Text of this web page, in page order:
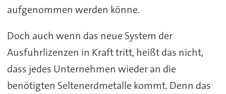
aufgenommen werden könne.
Doch auch wenn das neue System der
Ausfuhrlizenzen in Kraft tritt, heißt das nicht,
dass jedes Unternehmen wieder an die
benötigten Seltenerdmetalle kommt. Denn das